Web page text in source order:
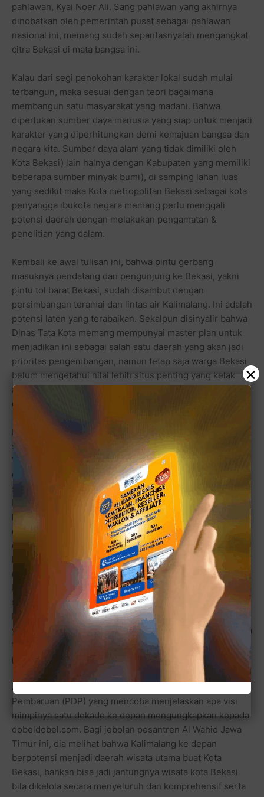
pahlawan, Kyai Noer Ali. Sang pahlawan yang akhirnya
dinobatkan oleh pemerintah pusat sebagai pahlawan
nasional ini, memang sudah sepantasnyalah mengangkat
citra Bekasi di mata bangsa ini.
Kalau dari segi penokohan karakter lokal sudah mulai
terbangun, maka sesuai dengan teori bagaimana
membangun satu masyarakat yang madani. Bahwa
diperlukan sumber daya manusia yang siap untuk menjadi
karakter yang diperhitungkan demi kemajuan bangsa dan
negara kita. Sumber daya alam yang tidak dimiliki oleh
Kota Bekasi) lain halnya dengan Kabupaten yang memiliki
beberapa sumber minyak bumi), di samping lahan luas
yang sedikit maka Kota metropolitan Bekasi sebagai kota
penyangga ibukota negara memang perlu menggali
potensi daerah dengan melakukan pengamatan &
penelitian yang dalam.
Kembali ke awal tulisan ini, bahwa pintu gerbang
masuknya pendatang dan pengunjung ke Bekasi, yakni
pintu tol barat Bekasi, sudah disambut dengan
persimbangan teramai dan lintas air Kalimalang. Ini adalah
potensi laten yang terabaikan. Sekalpun disinyalir bahwa
Dinas Tata Kota memang mempunyai master plan untuk
menjadikan ini sebagai salah satu daerah yang akan jadi
prioritas pengembangan, namun tetap saja warga Bekasi
belum mengetahui nilai lebih situs penting yang kelak
akan jadi jantungnya Kota Bekasi beberapa dekade ke
depan.
Kalau kita melihat Pintu Keluar Gerbang Tol Bekasi Barat,
saya jadi teringat negara Kincir Angin, Belanda dan
Vienna. Dua daerah yang mempunyai kawasan air
dominan ini pemerintahannya bisa menjadikan wilayah itu
sebagai tempat wisata yang eksotik dan legendaris.
Hampir semua turis manca negara bila ingin berkunjung
ke Eropa pasti tak akan luput memilih kota-kota itu
dengan wisata airnya. Demikian halnya Kota Bekasi
dengan Kalimalang yang terbentang mulai dari Cawang
hingga Cikarang. Sebagian besar alur Kalimalang ini
memang terletak di wilayah Bekasi dan Jakarta Timur.
Potensi wisata air yang ada di atasnya belum tergali
secari optimal oleh pemda setempat. Ironisnya, pemda
DKI Jakarta malah membuat BKT (Banjir Kanal Timur)
yang salah satu tujuan akhirnya adalah penyediaan sarana
transportasi air di samping tujuan utamanya,
penanggulangan banjir.
Adalah Daeng Syahrir AS, Ketua DPC Partai Demokrasi
Pembaruan (PDP) yang mencoba menjelaskan apa visi
mimpinya satu dekade ke depan mengungkapkan kepada
dobeldobel.com. Bagi jebolan pesantren Al Wahid Jawa
Timur ini, dia melihat bahwa Kalimalang ke depan
berpotensi menjadi daerah wisata utama buat Kota
Bekasi, bahkan bisa jadi jantungnya wisata kota Bekasi
bila dikelola secara menyeluruh dan komprehensif serta
×